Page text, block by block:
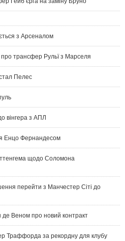
з Арсеналом
про трансфер Рульї з Марселя
Пелес
вінгера з АПЛ
Енцо Фернандесом
щодо Соломона
перейти з Манчестер Сіті до
де Веном про новий контракт
Траффорда за рекордну для клубу